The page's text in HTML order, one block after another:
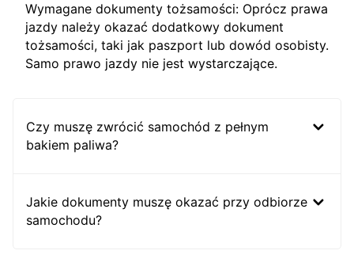
Wymagane dokumenty tożsamości: Oprócz prawa
jazdy należy okazać dodatkowy dokument
tożsamości, taki jak paszport lub dowód osobisty.
Samo prawo jazdy nie jest wystarczające.
Czy muszę zwrócić samochód z pełnym
bakiem paliwa?
Jakie dokumenty muszę okazać przy odbiorze
samochodu?